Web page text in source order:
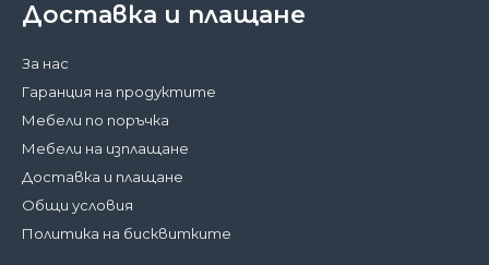
Доставка и плащане
За нас
Гаранция на продуктите
Мебели по поръчка
Мебели на изплащане
Доставка и плащане
Общи условия
Политика на бисквитките